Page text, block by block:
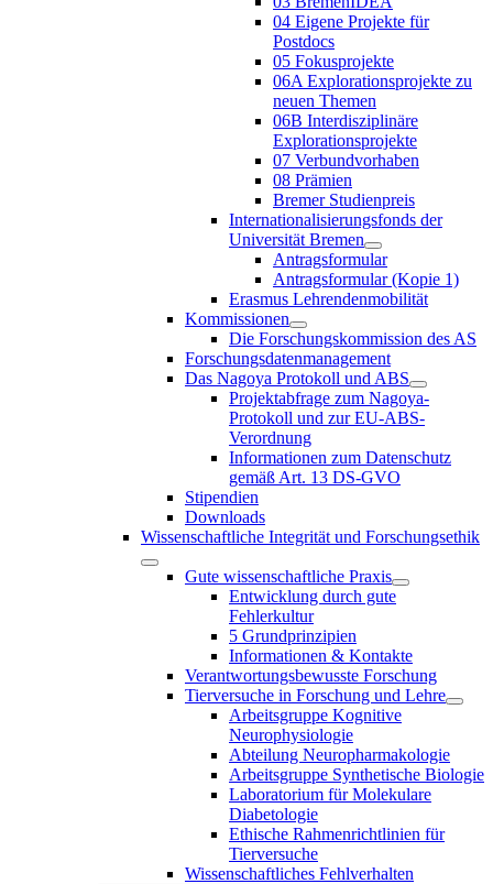
04 Eigene Projekte für
Postdocs
05 Fokusprojekte
06A Explorationsprojekte zu
neuen Themen
06B Interdisziplinäre
Explorationsprojekte
07 Verbundvorhaben
08 Prämien
Bremer Studienpreis
Internationalisierungsfonds der
Universität Bremen
Antragsformular
Antragsformular (Kopie 1)
Erasmus Lehrendenmobilität
Kommissionen
Die Forschungskommission des AS
Forschungsdatenmanagement
Das Nagoya Protokoll und ABS
Projektabfrage zum Nagoya-
Protokoll und zur EU-ABS-
Verordnung
Informationen zum Datenschutz
gemäß Art. 13 DS-GVO
Stipendien
Downloads
Wissenschaftliche Integrität und Forschungsethik
Gute wissenschaftliche Praxis
Entwicklung durch gute
Fehlerkultur
5 Grundprinzipien
Informationen & Kontakte
Verantwortungsbewusste Forschung
Tierversuche in Forschung und Lehre
Arbeitsgruppe Kognitive
Neurophysiologie
Abteilung Neuropharmakologie
Arbeitsgruppe Synthetische Biologie
Laboratorium für Molekulare
Diabetologie
Ethische Rahmenrichtlinien für
Tierversuche
Wissenschaftliches Fehlverhalten